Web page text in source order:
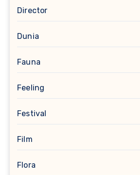
Director
Dunia
Fauna
Feeling
Festival
Film
Flora